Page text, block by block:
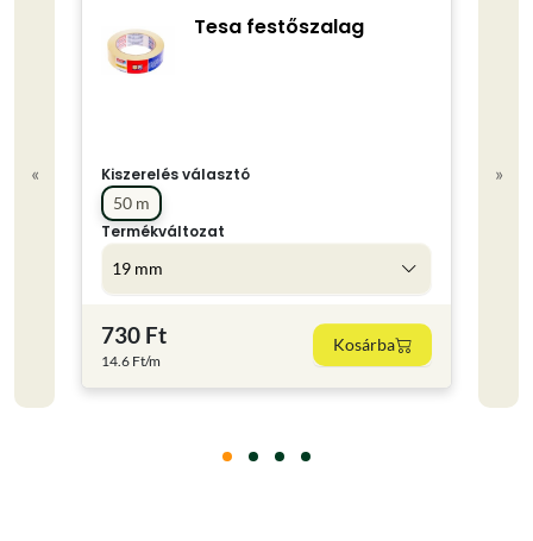
«
Tesa festőszalag
Kiszerelés választó
50 m
Termékváltozat
19 mm
730 Ft
14.6 Ft/m
Kosárba
»